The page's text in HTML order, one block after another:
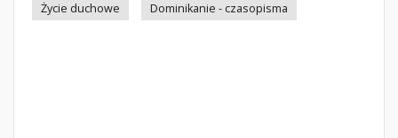
Życie duchowe
Dominikanie - czasopisma